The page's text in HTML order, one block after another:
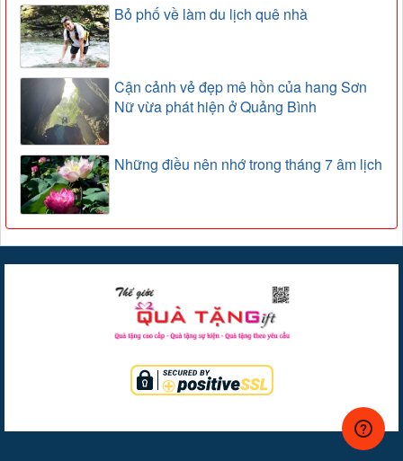
Bỏ phố về làm du lịch quê nhà
Cận cảnh vẻ đẹp mê hồn của hang Sơn
Nữ vừa phát hiện ở Quảng Bình
Những điều nên nhớ trong tháng 7 âm lịch